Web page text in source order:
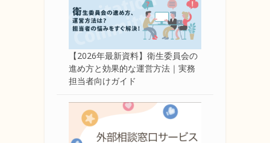
【2026年最新資料】衛生委員会の
進め方と効果的な運営方法｜実務
担当者向けガイド